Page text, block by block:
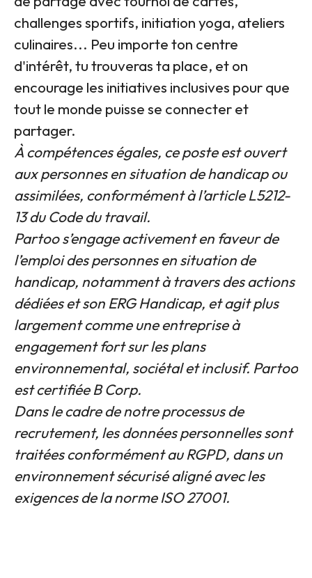
challenges sportifs, initiation yoga, ateliers
culinaires... Peu importe ton centre
d'intérêt, tu trouveras ta place, et on
encourage les initiatives inclusives pour que
tout le monde puisse se connecter et
partager.
À compétences égales, ce poste est ouvert
aux personnes en situation de handicap ou
assimilées, conformément à l’article L5212-
13 du Code du travail.
Partoo s’engage activement en faveur de
l’emploi des personnes en situation de
handicap, notamment à travers des actions
dédiées et son ERG Handicap, et agit plus
largement comme une entreprise à
engagement fort sur les plans
environnemental, sociétal et inclusif. Partoo
est certifiée B Corp.
Dans le cadre de notre processus de
recrutement, les données personnelles sont
traitées conformément au RGPD, dans un
environnement sécurisé aligné avec les
exigences de la norme ISO 27001.